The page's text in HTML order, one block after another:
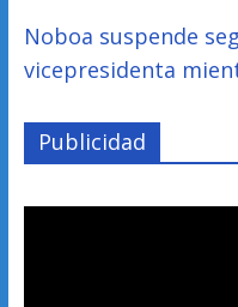
Noboa suspende
vicepresidenta
Publicidad